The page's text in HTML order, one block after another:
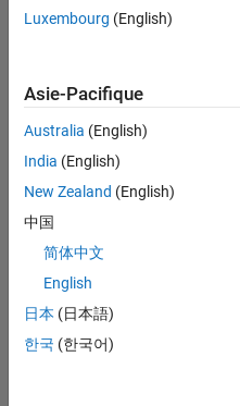
CONTRIBUTIONS 10
2
4
6
12
04/13
09/14
02/16
07/17
12/18
05/20
10/21
03/23
08/24
01/26
11/14
06/16
01/18
08/19
03/21
10/22
05/24
12/25 02/15
2
831
Luxembourg (English)
Asie-Pacifique
Australia (English)
India (English)
New Zealand (English)
中国
简体中文
English
日本 (日本語)
한국 (한국어)